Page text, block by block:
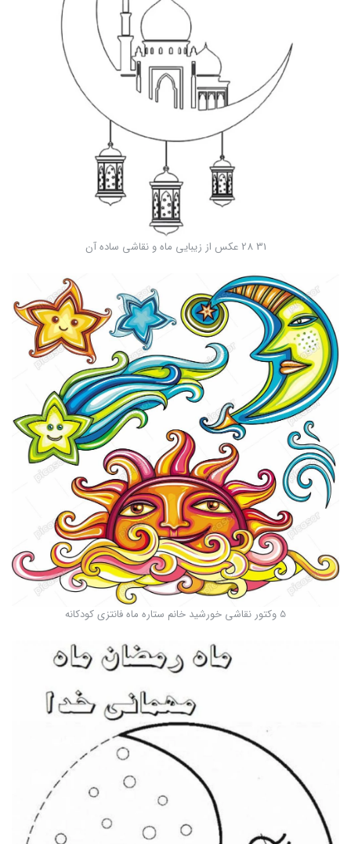
31 28 عکس از زیبایی ماه و نقاشی ساده آن
5 وکتور نقاشی خورشید خانم ستاره ماه فانتزی کودکانه